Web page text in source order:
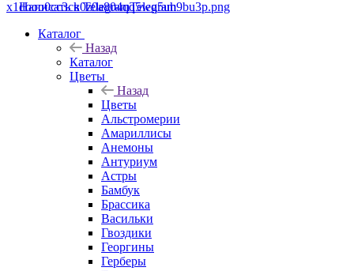
Написать в TelegramTelegram
Каталог
Назад
Каталог
Цветы
Назад
Цветы
Альстромерии
Амариллисы
Анемоны
Антуриум
Астры
Бамбук
Брассика
Васильки
Гвоздики
Георгины
Герберы